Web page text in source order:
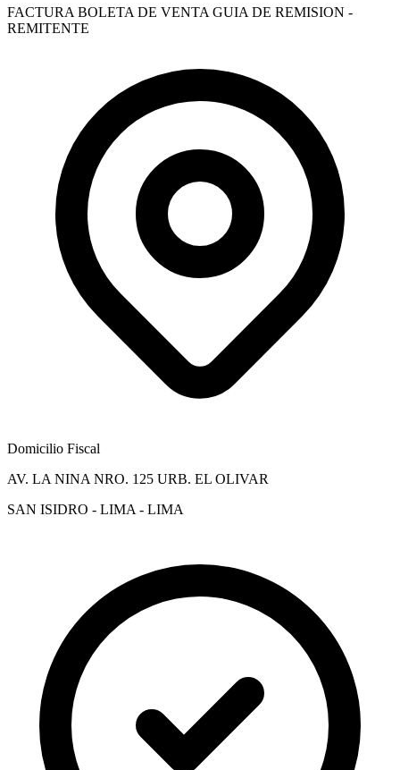
FACTURA BOLETA DE VENTA GUIA DE REMISION -
REMITENTE
Domicilio Fiscal
AV. LA NINA NRO. 125 URB. EL OLIVAR
SAN ISIDRO - LIMA - LIMA